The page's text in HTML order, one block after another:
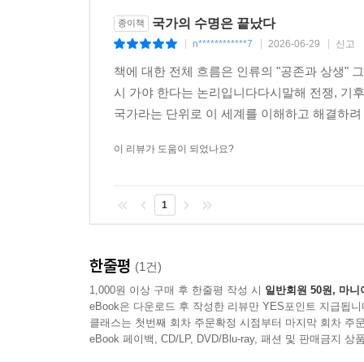
이 세계를 이해하려고 하고 있지 않은가.
즉 국가라는 설계도가 너무 오래되었다는 뜻이다.
국가 단위에서 지구 단위로 생각이 바뀌어야
결국 이 책은 세상을 바꾸려 하는
그런 혁명을 준비하는 책이다.
여러분의 관심과 성원을 부탁드립니다.
종이책 국가의 수명은 끝났다
n************7 2026-06-29 신고
책에 대한 전체 흐름은 인류의 "공존과 상생"
시 가야 한다는 논리입니다다시말해 전쟁, 기
국가라는 단위로 이 세계를 이해하고 해결하
이 리뷰가 도움이 되었나요?
1
한줄평 (1건)
1,000원 이상 구매 후 한줄평 작성 시 일반회원 50원, 마니
eBook은 다운로드 후 작성한 리뷰만 YES포인트 지급됩니
클래스는 첫번째 회차 주문확정 시점부터 마지막 회차 주
eBook 페이백, CD/LP, DVD/Blu-ray, 패션 및 판매금지 상